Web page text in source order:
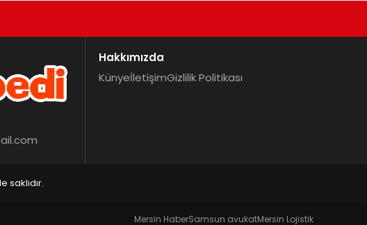
Hakkımızda
KünyeİletişimGizlilik Politikası
saklıdır.
Mersin HaberSamsun avukatMersin Lojistik